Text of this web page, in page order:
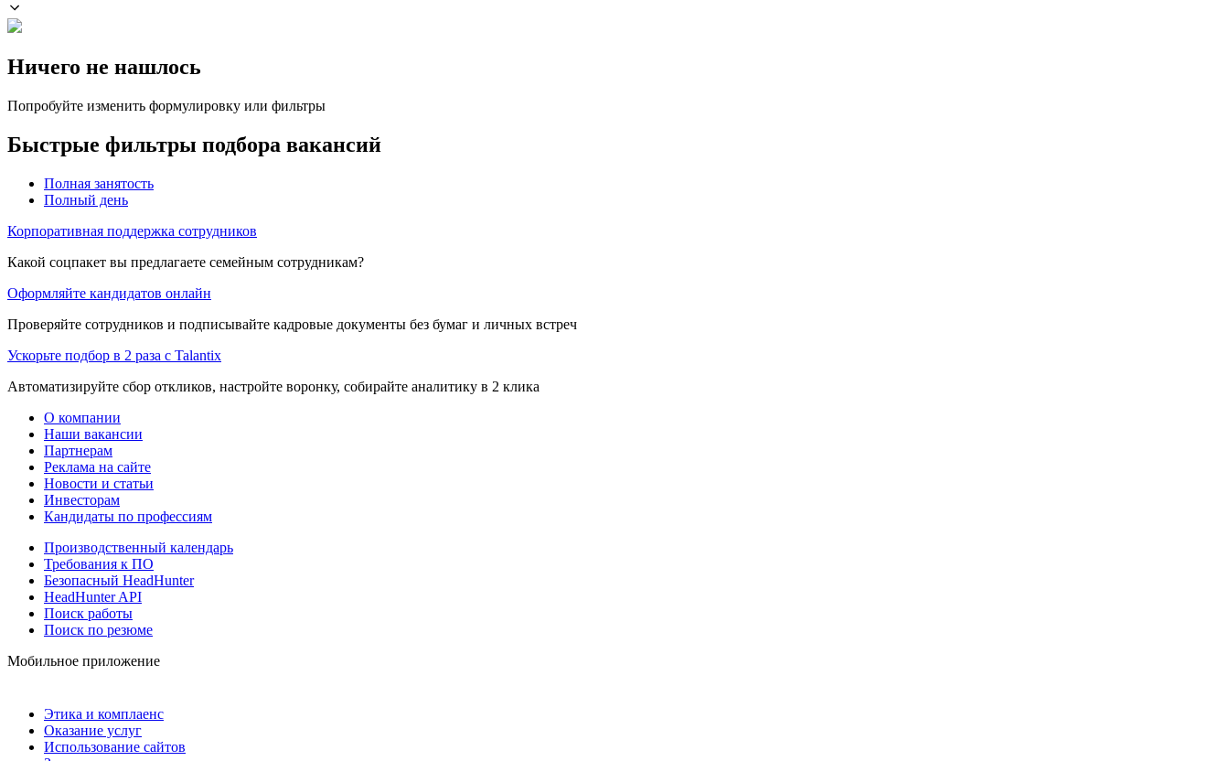
Ничего не нашлось
Попробуйте изменить формулировку или фильтры
Быстрые фильтры подбора вакансий
Полная занятость
Полный день
Корпоративная поддержка сотрудников
Какой соцпакет вы предлагаете семейным сотрудникам?
Оформляйте кандидатов онлайн
Проверяйте сотрудников и подписывайте кадровые документы без бумаг и личных встреч
Ускорьте подбор в 2 раза с Talantix
Автоматизируйте сбор откликов, настройте воронку, собирайте аналитику в 2 клика
О компании
Наши вакансии
Партнерам
Реклама на сайте
Новости и статьи
Инвесторам
Кандидаты по профессиям
Производственный календарь
Требования к ПО
Безопасный HeadHunter
HeadHunter API
Поиск работы
Поиск по резюме
Мобильное приложение
Этика и комплаенс
Оказание услуг
Использование сайтов